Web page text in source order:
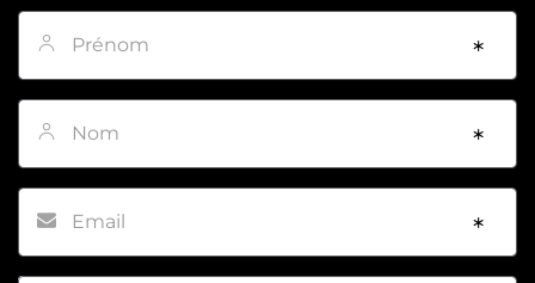
Prénom*
Nom*
Email*